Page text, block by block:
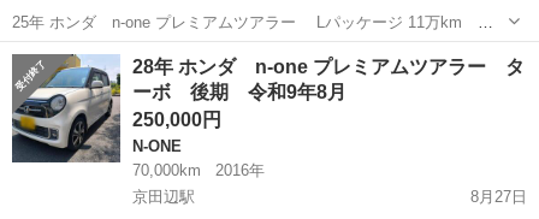
25年 ホンダ n-one プレミアムツアラー Lパッケージ 11万km 車
検令和8年5月 レッドブラック2トーン 修復なし 3.5点 内装評価B ホ
ンダオートオークション仕入れ車両 無限フロアマット パドルシフト
...
京都 京田辺市 京田辺駅
28年 ホンダ n-one プレミアムツアラー タ
ーボ 後期 令和9年8月
250,000円
N-ONE
70,000km
2016年
京田辺駅
8月27日